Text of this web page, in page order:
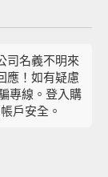
司名義不明來
應！如有疑慮
專線。登入購
戶安全。